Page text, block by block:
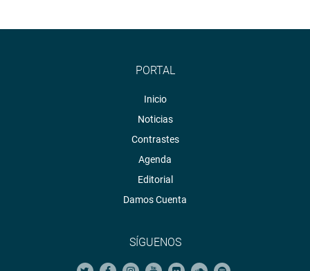
PORTAL
Inicio
Noticias
Contrastes
Agenda
Editorial
Damos Cuenta
SÍGUENOS